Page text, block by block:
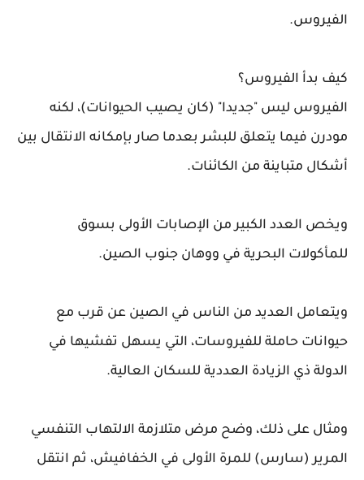
الفيروس.
كيف بدأ الفيروس؟
الفيروس ليس "جديدا" (كان يصيب الحيوانات)، لكنه
مودرن فيما يتعلق للبشر بعدما صار بإمكانه الانتقال بين
أشكال متباينة من الكائنات.
ويخص العدد الكبير من الإصابات الأولى بسوق
للمأكولات البحرية في ووهان جنوب الصين.
ويتعامل العديد من الناس في الصين عن قرب مع
حيوانات حاملة للفيروسات، التي يسهل تفشيها في
الدولة ذي الزيادة العددية للسكان العالية.
ومثال على ذلك، وضح مرض متلازمة الالتهاب التنفسي
المرير (سارس) للمرة الأولى في الخفافيش، ثم انتقل